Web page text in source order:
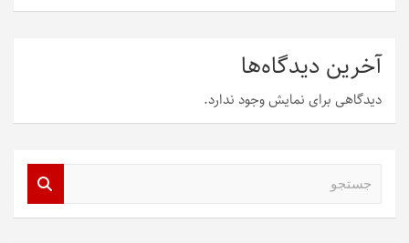
آخرین دیدگاه‌ها
دیدگاهی برای نمایش وجود ندارد.